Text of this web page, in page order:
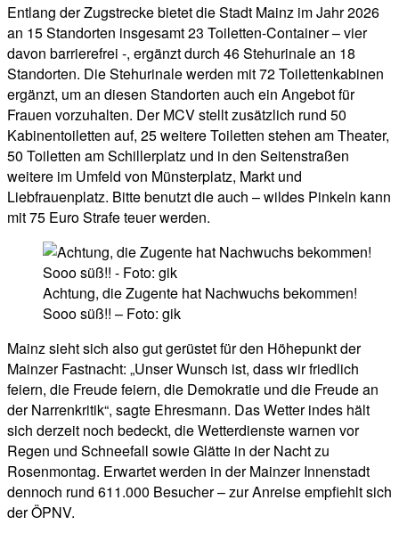
Entlang der Zugstrecke bietet die Stadt Mainz im Jahr 2026
an 15 Standorten insgesamt 23 Toiletten-Container – vier
davon barrierefrei -, ergänzt durch 46 Stehurinale an 18
Standorten. Die Stehurinale werden mit 72 Toilettenkabinen
ergänzt, um an diesen Standorten auch ein Angebot für
Frauen vorzuhalten. Der MCV stellt zusätzlich rund 50
Kabinentoiletten auf, 25 weitere Toiletten stehen am Theater,
50 Toiletten am Schillerplatz und in den Seitenstraßen
weitere im Umfeld von Münsterplatz, Markt und
Liebfrauenplatz. Bitte benutzt die auch – wildes Pinkeln kann
mit 75 Euro Strafe teuer werden.
Achtung, die Zugente hat Nachwuchs bekommen!
Sooo süß!! – Foto: gik
Mainz sieht sich also gut gerüstet für den Höhepunkt der
Mainzer Fastnacht: „Unser Wunsch ist, dass wir friedlich
feiern, die Freude feiern, die Demokratie und die Freude an
der Narrenkritik“, sagte Ehresmann. Das Wetter indes hält
sich derzeit noch bedeckt, die Wetterdienste warnen vor
Regen und Schneefall sowie Glätte in der Nacht zu
Rosenmontag. Erwartet werden in der Mainzer Innenstadt
dennoch rund 611.000 Besucher – zur Anreise empfiehlt sich
der ÖPNV.